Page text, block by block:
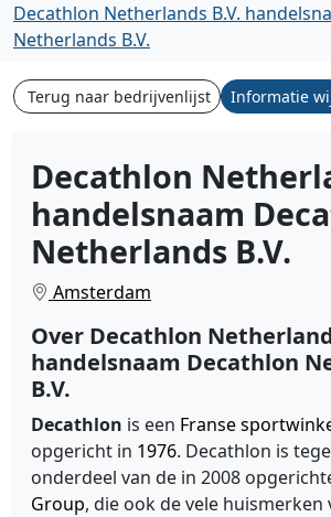
Decathlon Netherlands B.V.
Netherlands B.V.
Terug naar bedrijvenlijst Informatie
Decathlon
handelsnaam
Netherlands B.V.
Amsterdam
Over Decathlon
handelsnaam Decathlon
B.V.
Decathlon is een Franse
opgericht in 1976. Decathlon is
onderdeel van de in 2008
Group, die ook de vele huismerken